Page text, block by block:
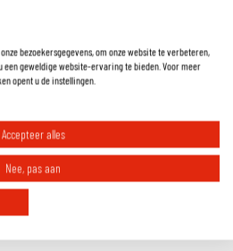
bezoekersgegevens, om onze website te verbeteren,
een geweldige website-ervaring te bieden. Voor meer
opent u de instellingen.
Accepteer alles
Nee, pas aan